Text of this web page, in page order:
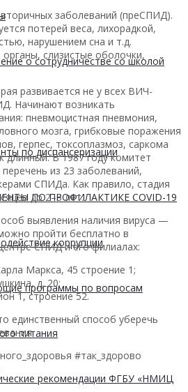
о сотрудничестве со школой
по диспансеризации
ПО ПРОФИЛАКТИКЕ COVID-19
коррупции
программы по вопросам
питания
рекомендации ФГБУ «НМИЦ
заболеваний (преСПИД).
потерей веса, лихорадкой,
нарушением сна и т.д.
слизистые оболочки,
развивается не у всех ВИЧ-
Начинают возникать
пневмоцистная пневмония,
мозга, грибковые поражения
герпес, токсоплазмоз, саркома
длинный. В 1987 году комитет
из 23 заболеваний,
СПИДа. Как правило, стадия
до 2–3 лет.
выявления наличия вируса —
пройти бесплатно в
СПИД и его филиалах:
Маркса, 45 строение 1;
д. 20;
1, строение 52.
единственный способ уберечь
#так_здорово